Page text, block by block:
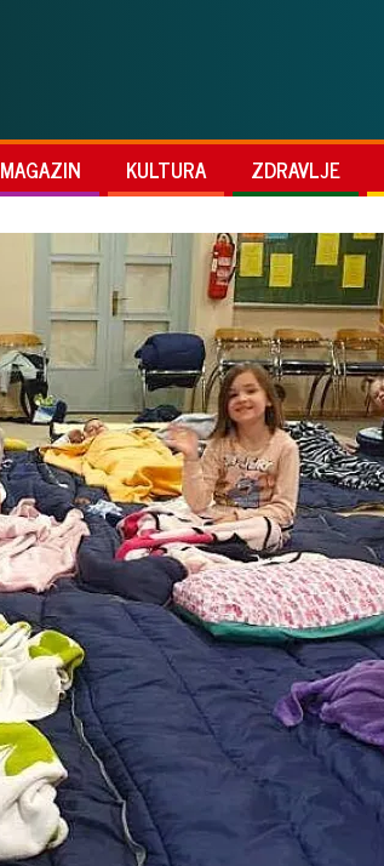
MAGAZIN KULTURA ZDRAVLJE